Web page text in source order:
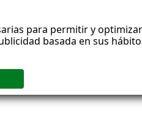
para permitir y
basada en sus